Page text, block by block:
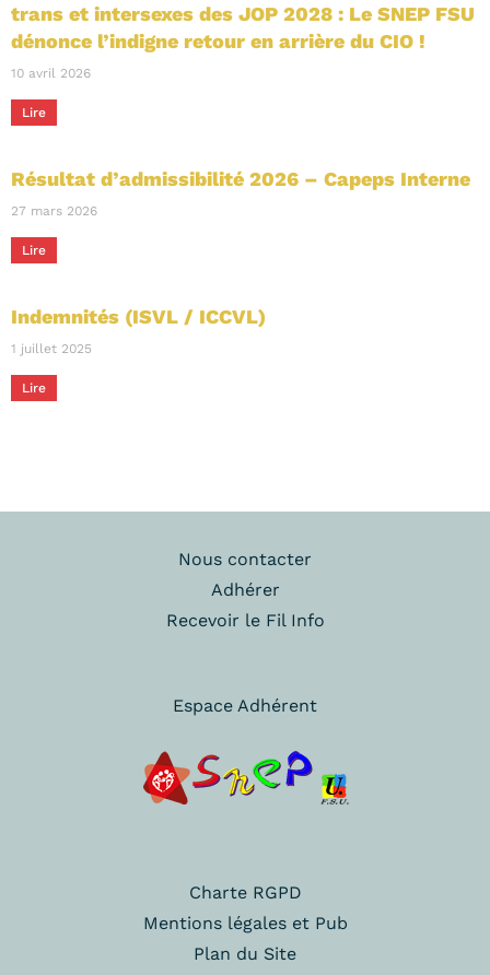
trans et intersexes des JOP 2028 : Le SNEP FSU
dénonce l’indigne retour en arrière du CIO !
10 avril 2026
Lire
Résultat d’admissibilité 2026 – Capeps Interne
27 mars 2026
Lire
Indemnités (ISVL / ICCVL)
1 juillet 2025
Lire
Nous contacter
Adhérer
Recevoir le Fil Info
Espace Adhérent
Charte RGPD
Mentions légales et Pub
Plan du Site